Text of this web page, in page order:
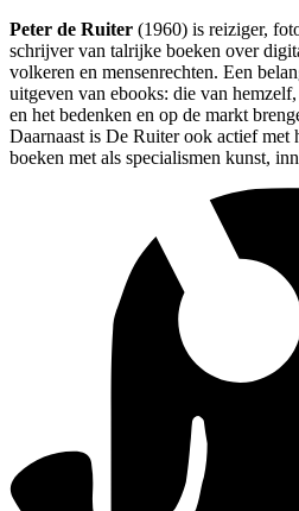
Peter de Ruiter (1960) is reiziger,
schrijver van talrijke boeken over
volkeren en mensenrechten. Een
uitgeven van ebooks: die van
en het bedenken en op de markt
Daarnaast is De Ruiter ook actief
boeken met als specialismen kunst,